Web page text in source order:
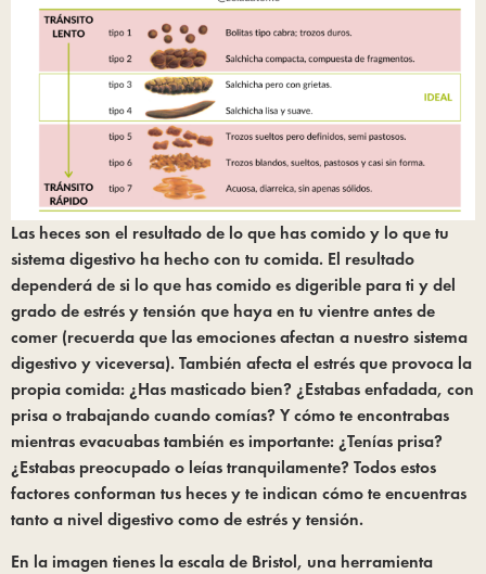
Las heces son el resultado de lo que has comido y lo que tu
sistema digestivo ha hecho con tu comida. El resultado
dependerá de si lo que has comido es digerible para ti y del
grado de estrés y tensión que haya en tu vientre antes de
comer (recuerda que las emociones afectan a nuestro sistema
digestivo y viceversa). También afecta el estrés que provoca la
propia comida: ¿Has masticado bien? ¿Estabas enfadada, con
prisa o trabajando cuando comías? Y cómo te encontrabas
mientras evacuabas también es importante: ¿Tenías prisa?
¿Estabas preocupado o leías tranquilamente? Todos estos
factores conforman tus heces y te indican cómo te encuentras
tanto a nivel digestivo como de estrés y tensión.
En la imagen tienes la escala de Bristol, una herramienta